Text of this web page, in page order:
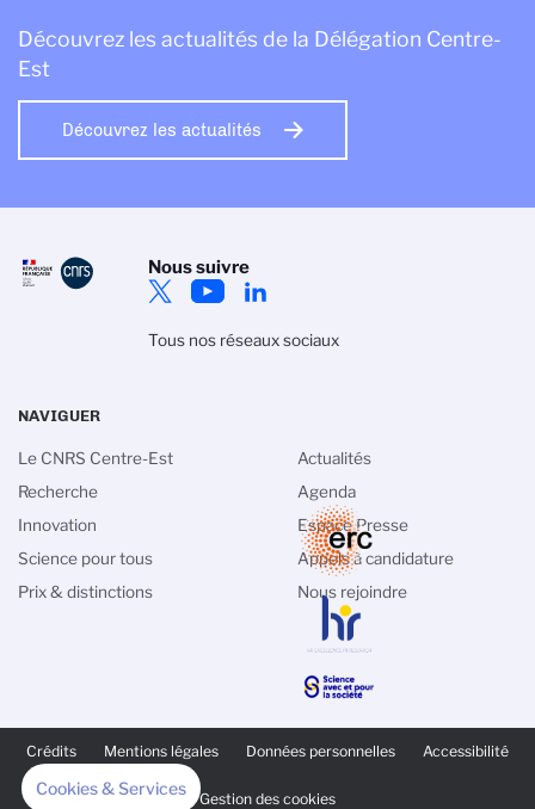
Découvrez les actualités de la Délégation Centre-
Est
Découvrez les actualités
Nous suivre
Tous nos réseaux sociaux
PAGE
SECONDAIRE
Crédits Mentions légales Données personnelles Accessibilité
Gestion des cookies
NAVIGUER
Le CNRS Centre-Est
Recherche
Innovation
Science pour tous
Prix & distinctions
Actualités
Agenda
Espace Presse
Appels à candidature
Nous rejoindre
Cookies & Services